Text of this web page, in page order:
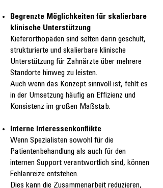
Begrenzte Möglichkeiten für skalierbare
klinische Unterstützung
Kieferorthopäden sind selten darin geschult,
strukturierte und skalierbare klinische
Unterstützung für Zahnärzte über mehrere
Standorte hinweg zu leisten.
Auch wenn das Konzept sinnvoll ist, fehlt es
in der Umsetzung häufig an Effizienz und
Konsistenz im großen Maßstab.
Interne Interessenkonflikte
Wenn Spezialisten sowohl für die
Patientenbehandlung als auch für den
internen Support verantwortlich sind, können
Fehlanreize entstehen.
Dies kann die Zusammenarbeit reduzieren,